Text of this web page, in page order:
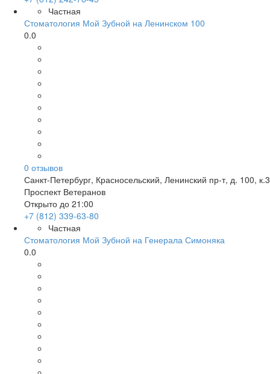
Частная
Стоматология Мой Зубной на Ленинском 100
0.0
0 отзывов
Санкт-Петербург, Красносельский, Ленинский пр-т, д. 100, к.3
Проспект Ветеранов
Открыто до 21:00
+7 (812) 339-63-80
Частная
Стоматология Мой Зубной на Генерала Симоняка
0.0